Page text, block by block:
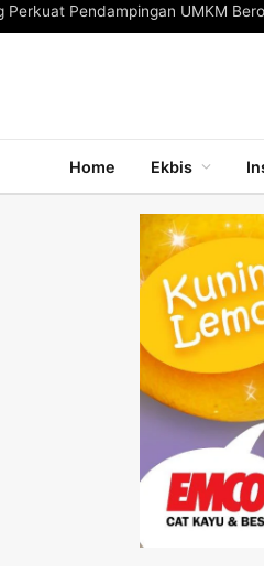
Perkuat Pendampingan UMKM
Home Ekbis